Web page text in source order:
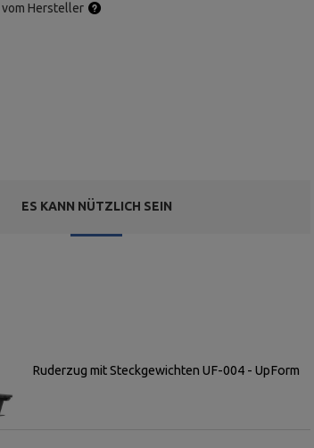
Hersteller
ES KANN NÜTZLICH SEIN
Ruderzug mit Steckgewichten UF-004 - UpForm